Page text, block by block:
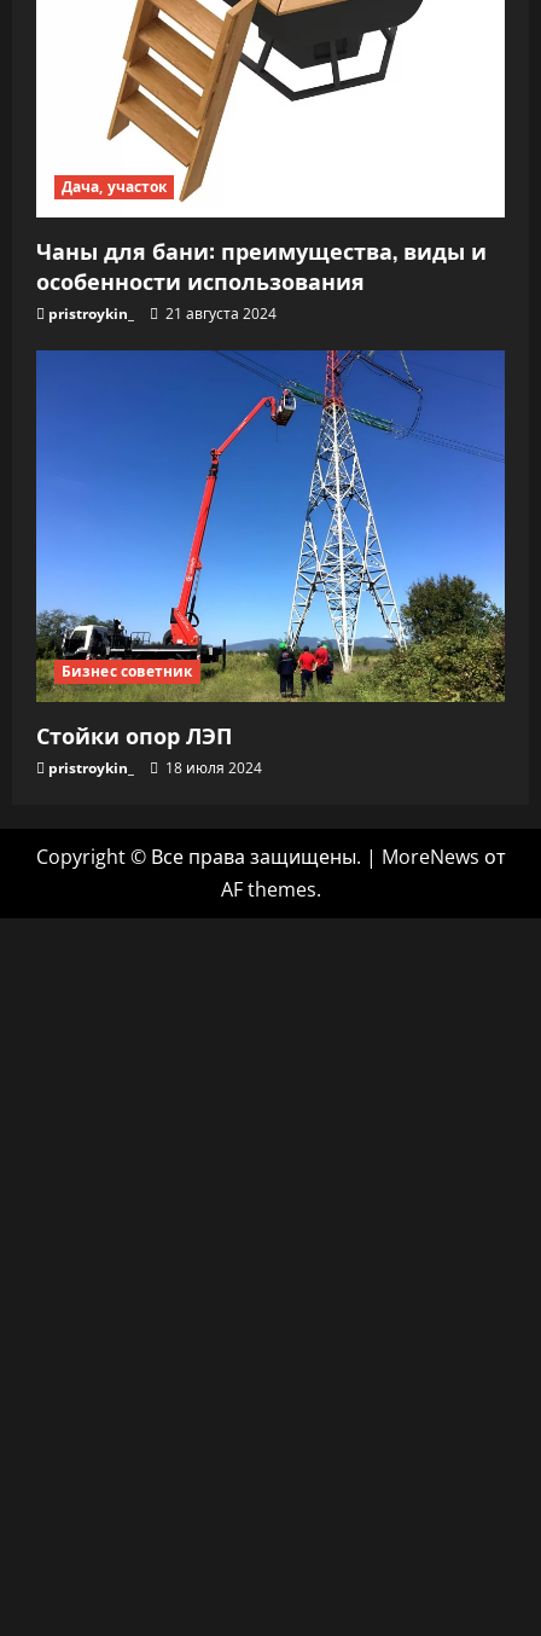
Дача, участок
Чаны для бани: преимущества, виды и
особенности использования
pristroykin_ 21 августа 2024
Бизнес советник
Стойки опор ЛЭП
pristroykin_ 18 июля 2024
Copyright © Все права защищены. | MoreNews от
AF themes.